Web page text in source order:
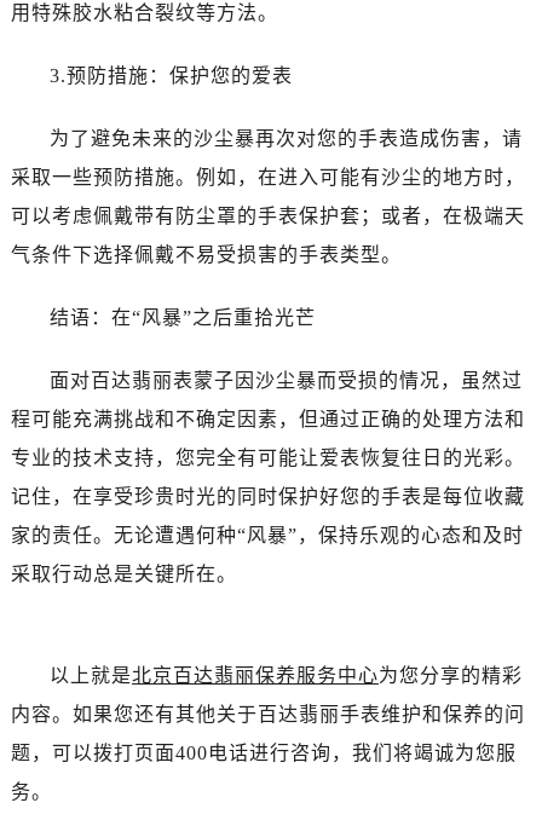
用特殊胶水粘合裂纹等方法。
3.预防措施：保护您的爱表
为了避免未来的沙尘暴再次对您的手表造成伤害，请
采取一些预防措施。例如，在进入可能有沙尘的地方时，
可以考虑佩戴带有防尘罩的手表保护套；或者，在极端天
气条件下选择佩戴不易受损害的手表类型。
结语：在“风暴”之后重拾光芒
面对百达翡丽表蒙子因沙尘暴而受损的情况，虽然过
程可能充满挑战和不确定因素，但通过正确的处理方法和
专业的技术支持，您完全有可能让爱表恢复往日的光彩。
记住，在享受珍贵时光的同时保护好您的手表是每位收藏
家的责任。无论遭遇何种“风暴”，保持乐观的心态和及时
采取行动总是关键所在。
以上就是北京百达翡丽保养服务中心为您分享的精彩
内容。如果您还有其他关于百达翡丽手表维护和保养的问
题，可以拨打页面400电话进行咨询，我们将竭诚为您服
务。